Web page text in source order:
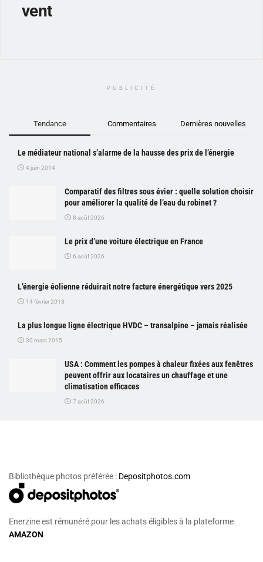
vent
PUBLICITÉ
Tendance Commentaires Dernières nouvelles
Le médiateur national s’alarme de la hausse des prix de l’énergie
4 juin 2014
Comparatif des filtres sous évier : quelle solution choisir
pour améliorer la qualité de l’eau du robinet ?
8 août 2026
Le prix d’une voiture électrique en France
6 août 2026
L’énergie éolienne réduirait notre facture énergétique vers 2025
14 février 2013
La plus longue ligne électrique HVDC – transalpine – jamais réalisée
30 mars 2015
USA : Comment les pompes à chaleur fixées aux fenêtres
peuvent offrir aux locataires un chauffage et une
climatisation efficaces
7 août 2026
Bibliothèque photos préférée : Depositphotos.com
Enerzine est rémunéré pour les achats éligibles à la plateforme
AMAZON